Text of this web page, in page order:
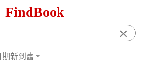
FindBook
×
期新到舊